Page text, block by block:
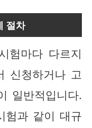
절차
험마다 다르지
신청하거나 고
일반적입니다.
험과 같이 대규